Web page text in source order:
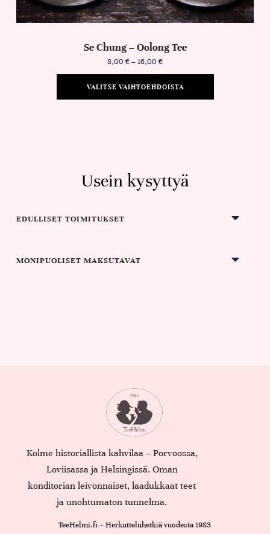
Se Chung – Oolong Tee
8,00 €– 16,00 €
VALITSE VAIHTOEHDOISTA
Usein kysyttyä
EDULLISET TOIMITUKSET
MONIPUOLISET MAKSUTAVAT
Kolme historiallista kahvilaa – Porvoossa,
Loviisassa ja Helsingissä. Oman
konditorian leivonnaiset, laadukkaat teet
ja unohtumaton tunnelma.
TeeHelmi.fi – Herkutteluhetkiä vuodesta 1983